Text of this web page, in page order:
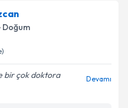
randevu takvimi talebi
randevu almanız için bir
ile bilgilendireceğiz.
Doğum
bir çok doktora
Devamı